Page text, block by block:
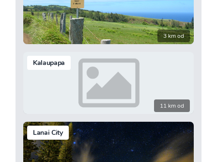
3 km od
Kalaupapa
11 km od
Lanai City